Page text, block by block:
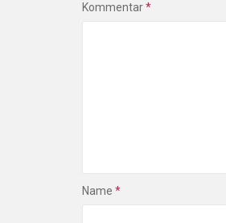
Kommentar*
Name *